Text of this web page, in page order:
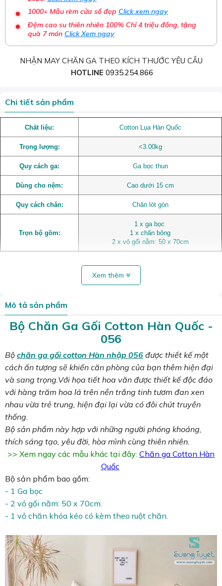
1000+ Mẫu rèm cửa sổ đẹp Click xem ngay
Đệm cao su thiên nhiên 100% Chỉ 4 triệu đồng, tặng
quà 7 món Click Xem ngay
NHẬN MAY CHĂN GA THEO KÍCH THƯỚC YÊU CẦU
HOTLINE 0935.254.866
Chi tiết sản phẩm
Chất liệu: Cotton Lụa Hàn Quốc
Trọng lượng: <3.00kg
Quy cách ga: Ga bọc thun
Dùng cho nệm: Cao dưới 15 cm
Quy cách chăn: Chăn lót gòn
Trọn bộ gồm:
1 x ga bọc
1 x chăn bông
2 x vỏ gối nằm: 50 x 70cm
Xem thêm
Mô tả sản phẩm
Bộ Chăn Ga Gối Cotton Hàn Quốc -
056
Bộ chăn ga gối cotton Hàn nhập 056 được thiết kế một
cách ấn tượng sẽ khiến căn phòng của bạn thêm hiện đại
và sang trọng.Với họa tiết hoa văn được thiết kế độc đáo
với hàng trăm hoa lá trên nền trắng tinh tươm đan xen
nhau vừa trẻ trung, hiện đại lại vừa có đôi chút truyền
thống.
Bộ sản phẩm này hợp với những người phóng khoáng,
thích sáng tạo, yêu đời, hòa mình cùng thiên nhiên.
>> Xem ngay các mẫu khác tại đây: Chăn ga Cotton Hàn
Quốc
Bộ sản phẩm bao gồm:
- 1 Ga bọc
- 2 vỏ gối nằm: 50 x 70cm.
- 1 vỏ chăn khóa kéo có kèm theo ruột chăn.